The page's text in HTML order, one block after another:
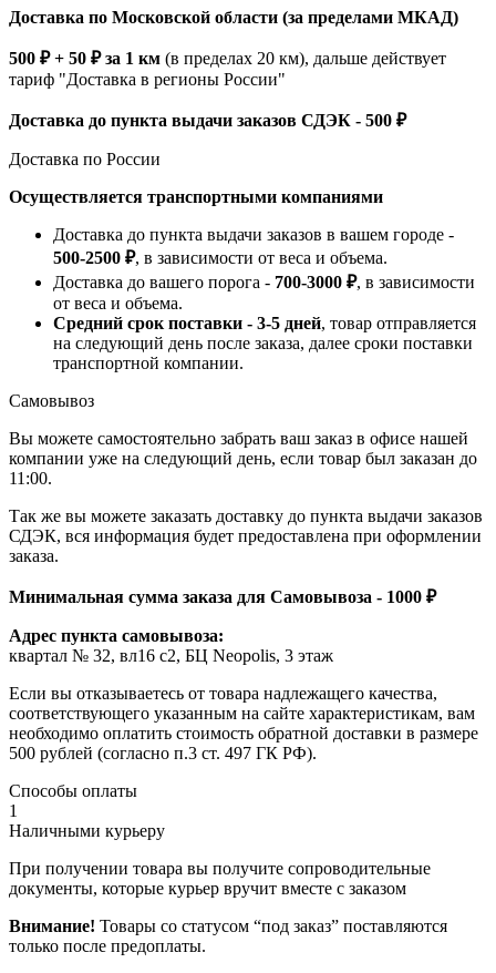
Доставка по Московской области (за пределами МКАД)
500 ₽ + 50 ₽ за 1 км (в пределах 20 км), дальше действует
тариф "Доставка в регионы России"
Доставка до пункта выдачи заказов СДЭК - 500 ₽
Доставка по России
Осуществляется транспортными компаниями
Доставка до пункта выдачи заказов в вашем городе -
500-2500 ₽, в зависимости от веса и объема.
Доставка до вашего порога - 700-3000 ₽, в зависимости
от веса и объема.
Средний срок поставки - 3-5 дней, товар отправляется
на следующий день после заказа, далее сроки поставки
транспортной компании.
Самовывоз
Вы можете самостоятельно забрать ваш заказ в офисе нашей
компании уже на следующий день, если товар был заказан до
11:00.
Так же вы можете заказать доставку до пункта выдачи заказов
СДЭК, вся информация будет предоставлена при оформлении
заказа.
Минимальная сумма заказа для Самовывоза - 1000 ₽
Адрес пункта самовывоза:
квартал № 32, вл16 с2, БЦ Neopolis, 3 этаж
Если вы отказываетесь от товара надлежащего качества,
соответствующего указанным на сайте характеристикам, вам
необходимо оплатить стоимость обратной доставки в размере
500 рублей (согласно п.3 ст. 497 ГК РФ).
Способы оплаты
1
Наличными курьеру
При получении товара вы получите сопроводительные
документы, которые курьер вручит вместе с заказом
Внимание! Товары со статусом “под заказ” поставляются
только после предоплаты.